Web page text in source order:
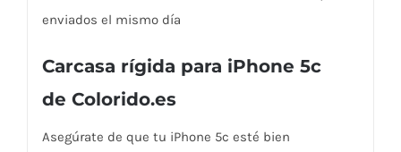
enviados el mismo día
Carcasa rígida para iPhone 5c
de Colorido.es
Asegúrate de que tu iPhone 5c esté bien